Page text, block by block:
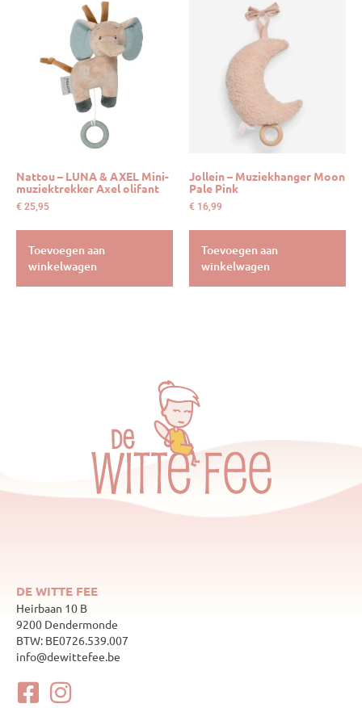
Nattou – LUNA & AXEL Mini-
muziektrekker Axel olifant
€ 25,95
Toevoegen aan
winkelwagen
Jollein – Muziekhanger Moon
Pale Pink
€ 16,99
Toevoegen aan
winkelwagen
DE WITTE FEE
Heirbaan 10 B
9200 Dendermonde
BTW: BE0726.539.007
info@dewittefee.be